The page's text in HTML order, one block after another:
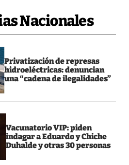
Nacionales
Privatización de represas
hidroeléctricas: denuncian
una “cadena de ilegalidades”
Vacunatorio VIP: piden
indagar a Eduardo y Chiche
Duhalde y otras 30 personas